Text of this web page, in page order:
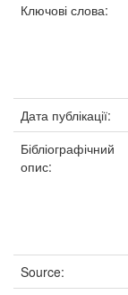
Ключові слова:
Дата публікації:
Бібліографічний
опис:
Source: